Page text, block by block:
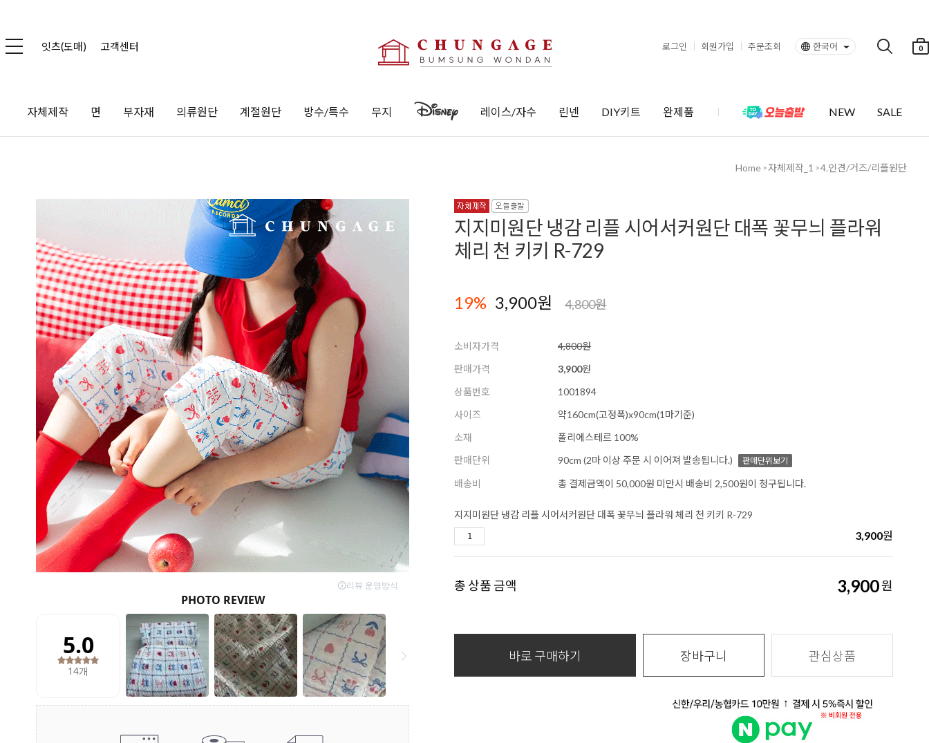
잇츠(도매) 고객센터 로그인 회원가입 주문조회 한국어 0
자체제작 면 부자재 의류원단 계절원단 방수/특수 무지 레이스/자수 린넨 DIY키트 완제품 NEW SALE
Home >자체제작_1 >4.인견/거즈/리플원단
지지미원단 냉감 리플 시어서커원단 대폭 꽃무늬 플라워
체리 천 키키 R-729
19% 3,900원 4,800원
소비자가격
4,800원
판매가격
3,900원
상품번호
1001894
사이즈
약160cm(고정폭)x90cm(1마기준)
소재
폴리에스테르 100%
판매단위
90cm (2마 이상 주문 시 이어져 발송됩니다.) 판매단위보기
배송비 총 결제금액이 50,000원 미만시 배송비 2,500원이 청구됩니다.
지지미원단 냉감 리플 시어서커원단 대폭 꽃무늬 플라워 체리 천 키키 R-729
3,900원
총 상품 금액 3,900원
바로 구매하기 장바구니 관심상품